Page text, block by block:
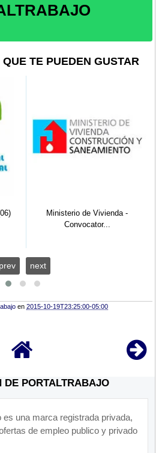
TE PUEDEN GUSTAR
Ministerio de Vivienda -
Convocator...
prev next
en2015-10-19T23:25:00-05:00
DE PORTALTRABAJO
es una marca registrada privada,
de empleo publico y privado